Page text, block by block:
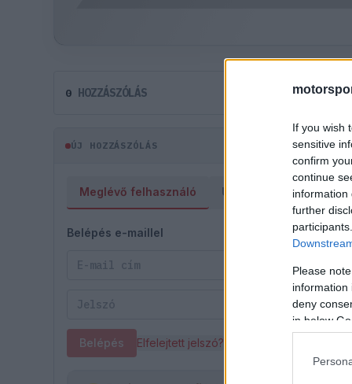
If you wish
sensitive
confirm
continue
information
further
Please
information
deny
in below
0 HOZZÁSZÓLÁS
ÚJ HOZZÁSZÓLÁS
Meglévő felhasználó Új felhasználó
Belépés e-maillel
Belépés Elfelejtett jelszó?